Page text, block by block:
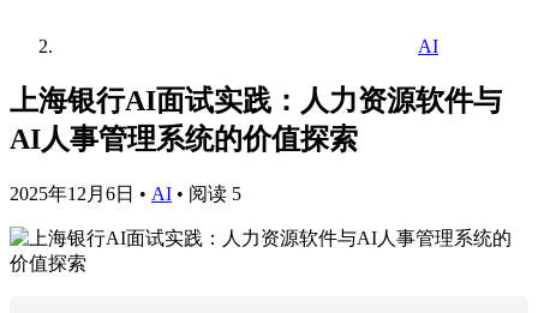
AI
上海银行AI面试实践：人力资源软件与
AI人事管理系统的价值探索
2025年12月6日 • AI • 阅读 5